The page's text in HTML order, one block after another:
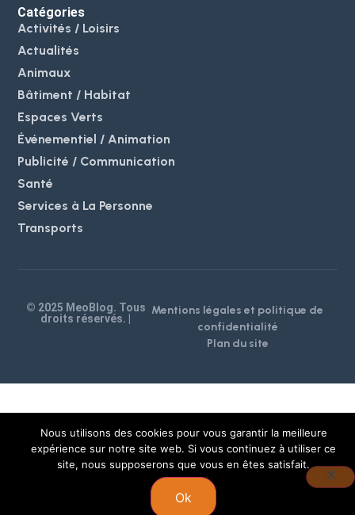
Catégories
Activités / Loisirs
Actualités
Animaux
Bâtiment / Habitat
Espaces Verts
Événementiel / Animation
Publicité / Communication
Santé
Services à La Personne
Transports
© 2025 MeoBlog. Tous
droits réservés. |
Mentions légales et politique de
confidentialité
Plan du site
Nous utilisons des cookies pour vous garantir la meilleure
expérience sur notre site web. Si vous continuez à utiliser ce
site, nous supposerons que vous en êtes satisfait.
Ok